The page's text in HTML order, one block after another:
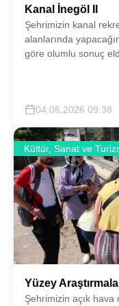
Kanal İnegöl II
Şehrimizin kanal
alanlarında
göre olumlu sonuç
04.06.2026 09:38
Kültür, Sanat ve
Yüzey
Şehrimizin açık